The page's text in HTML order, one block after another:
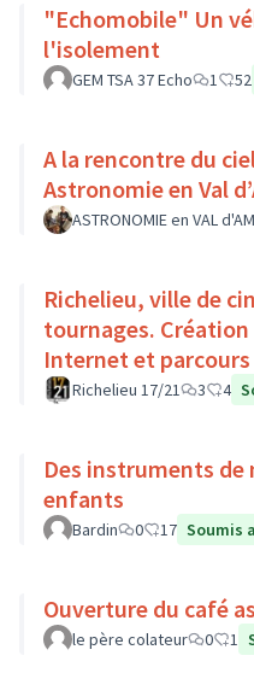
"Echomobile" Un
l'isolement
GEM TSA 37 Echo 1 52
A la rencontre du
Astronomie
ASTRONOMIE en VAL
Richelieu, ville de
tournages.
Internet et
Richelieu 17/21 3 4
Des instruments de
enfants
Bardin 0 17 Soumis
Ouverture du café
le père colateur 0 1